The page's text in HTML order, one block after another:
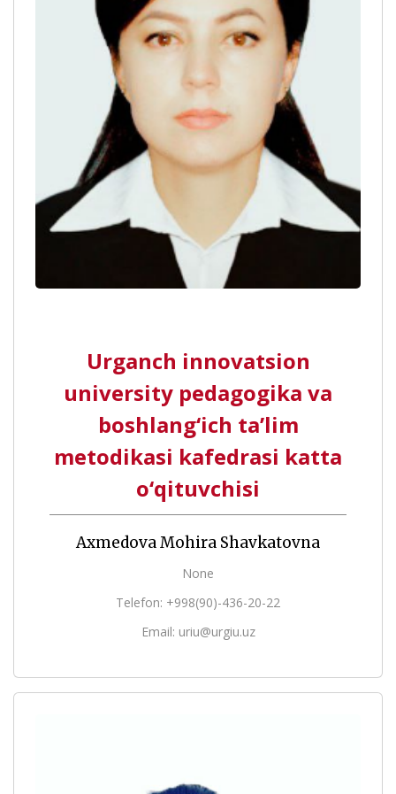
Urganch innovatsion
university pedagogika va
boshlang‘ich ta’lim
metodikasi kafedrasi katta
o‘qituvchisi
Axmedova Mohira Shavkatovna
None
Telefon: +998(90)-436-20-22
Email: uriu@urgiu.uz